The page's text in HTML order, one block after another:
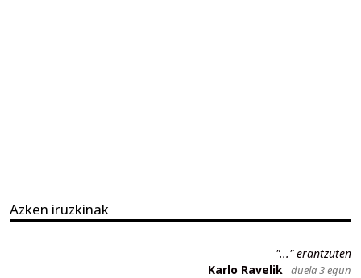
Azken iruzkinak
"..." erantzuten
Karlo Ravelik duela 3 egun